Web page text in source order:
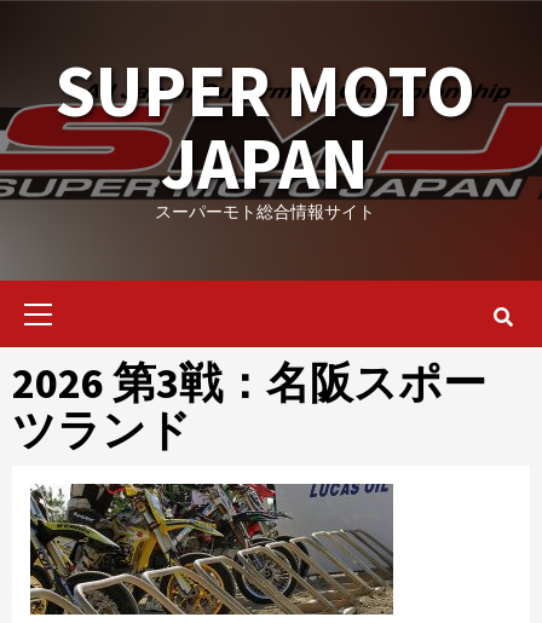
contentSUPER MOTO
JAPAN
スーパーモト総合情報サイト
Primary
2026 第3戦：名阪スポー
ツランド